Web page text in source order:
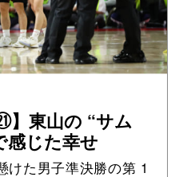
】東山の “サム
感じた幸せ
た男子準決勝の第 1